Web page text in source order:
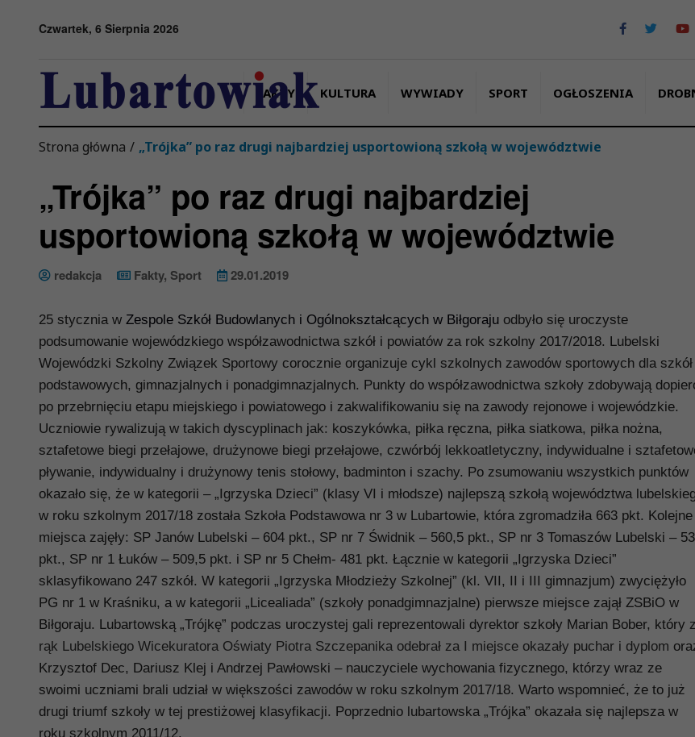
Czwartek, 6 Sierpnia 2026
FAKTY KULTURA WYWIADY SPORT OGŁOSZENIA
Strona główna / „Trójka” po raz drugi najbardziej usportowioną szkołą w województwie
„Trójka” po raz drugi najbardziej
usportowioną szkołą w województwie
redakcja Fakty, Sport 29.01.2019
25 stycznia w Zespole Szkół Budowlanych i Ogólnokształcących w Biłgoraju odbyło się uroczyste
podsumowanie wojewódzkiego współzawodnictwa szkół i powiatów za rok szkolny 2017/2018. Lubelski
Wojewódzki Szkolny Związek Sportowy corocznie organizuje cykl szkolnych zawodów sportowych dla szkół
podstawowych, gimnazjalnych i ponadgimnazjalnych. Punkty do współzawodnictwa szkoły zdobywają
po przebrnięciu etapu miejskiego i powiatowego i zakwalifikowaniu się na zawody rejonowe i wojewódzkie.
Uczniowie rywalizują w takich dyscyplinach jak: koszykówka, piłka ręczna, piłka siatkowa, piłka nożna,
sztafetowe biegi przełajowe, drużynowe biegi przełajowe, czwórbój lekkoatletyczny, indywidualne i
pływanie, indywidualny i drużynowy tenis stołowy, badminton i szachy. Po zsumowaniu wszystkich punktów
okazało się, że w kategorii – „Igrzyska Dzieci” (klasy VI i młodsze) najlepszą szkołą województwa
w roku szkolnym 2017/18 została Szkoła Podstawowa nr 3 w Lubartowie, która zgromadziła 663 pkt. Kolejne
miejsca zajęły: SP Janów Lubelski – 604 pkt., SP nr 7 Świdnik – 560,5 pkt., SP nr 3 Tomaszów Lubelski –
pkt., SP nr 1 Łuków – 509,5 pkt. i SP nr 5 Chełm- 481 pkt. Łącznie w kategorii „Igrzyska Dzieci”
sklasyfikowano 247 szkół. W kategorii „Igrzyska Młodzieży Szkolnej” (kl. VII, II i III gimnazjum) zwyciężyło
PG nr 1 w Kraśniku, a w kategorii „Licealiada” (szkoły ponadgimnazjalne) pierwsze miejsce zajął ZSBiO w
Biłgoraju. Lubartowską „Trójkę” podczas uroczystej gali reprezentowali dyrektor szkoły Marian Bober, któryz
rąk Lubelskiego Wicekuratora Oświaty Piotra Szczepanika odebrał za I miejsce okazały puchar i dyplom
Krzysztof Dec, Dariusz Klej i Andrzej Pawłowski – nauczyciele wychowania fizycznego, którzy wraz ze
swoimi uczniami brali udział w większości zawodów w roku szkolnym 2017/18. Warto wspomnieć, że to już
drugi triumf szkoły w tej prestiżowej klasyfikacji. Poprzednio lubartowska „Trójka” okazała się najlepsza w
roku szkolnym 2011/12.